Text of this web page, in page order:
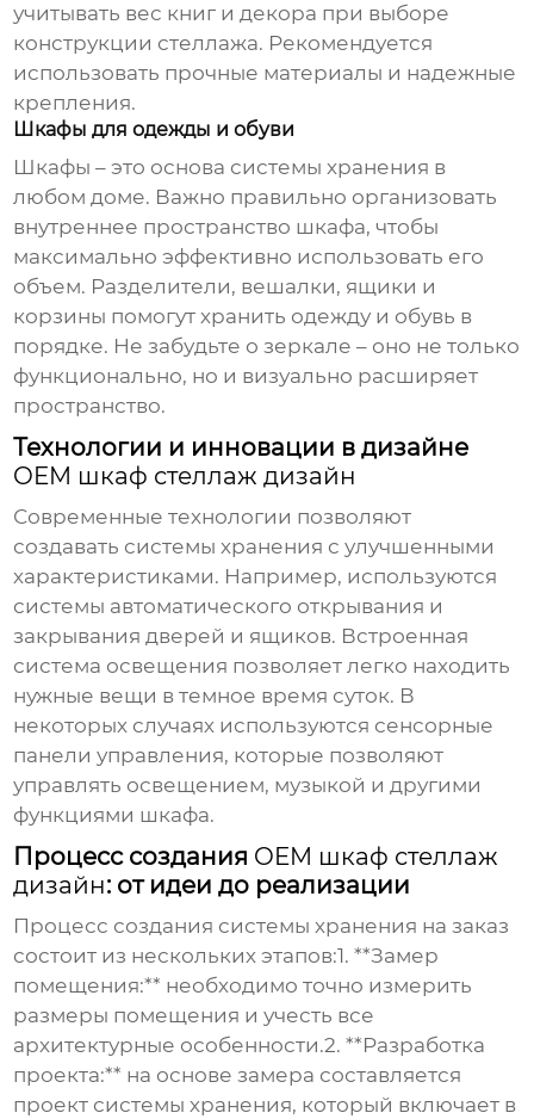
учитывать вес книг и декора при выборе
конструкции стеллажа. Рекомендуется
использовать прочные материалы и надежные
крепления.
Шкафы для одежды и обуви
Шкафы – это основа системы хранения в
любом доме. Важно правильно организовать
внутреннее пространство шкафа, чтобы
максимально эффективно использовать его
объем. Разделители, вешалки, ящики и
корзины помогут хранить одежду и обувь в
порядке. Не забудьте о зеркале – оно не только
функционально, но и визуально расширяет
пространство.
Технологии и инновации в дизайне
OEM шкаф стеллаж дизайн
Современные технологии позволяют
создавать системы хранения с улучшенными
характеристиками. Например, используются
системы автоматического открывания и
закрывания дверей и ящиков. Встроенная
система освещения позволяет легко находить
нужные вещи в темное время суток. В
некоторых случаях используются сенсорные
панели управления, которые позволяют
управлять освещением, музыкой и другими
функциями шкафа.
Процесс создания OEM шкаф стеллаж
дизайн: от идеи до реализации
Процесс создания системы хранения на заказ
состоит из нескольких этапов:1. **Замер
помещения:** необходимо точно измерить
размеры помещения и учесть все
архитектурные особенности.2. **Разработка
проекта:** на основе замера составляется
проект системы хранения, который включает в